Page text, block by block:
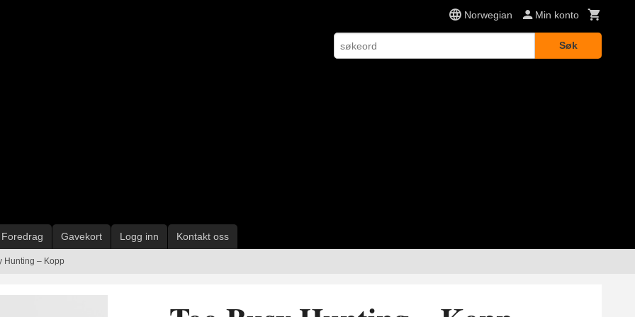
Norwegian Min konto
Søk
Foredrag Gavekort Logg inn Kontakt oss
Hunting – Kopp